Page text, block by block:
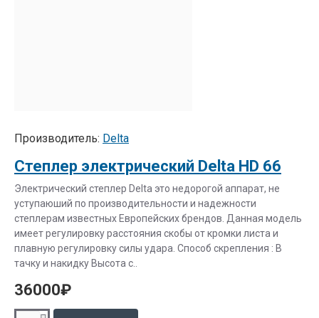
Производитель: Delta
Степлер электрический Delta HD 66
Электрический степлер Delta это недорогой аппарат, не
уступаюший по производительности и надежности
степлерам известных Европейских брендов. Данная модель
имеет регулировку расстояния скобы от кромки листа и
плавную регулировку силы удара. Способ скрепления : В
тачку и накидку Высота с..
36000₽